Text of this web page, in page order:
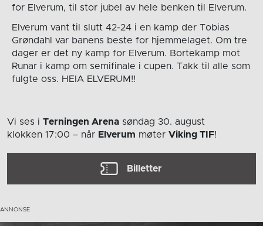
for Elverum, til stor jubel av hele benken til Elverum.
Elverum vant til slutt 42-24 i en kamp der Tobias
Grøndahl var banens beste for hjemmelaget. Om tre
dager er det ny kamp for Elverum. Bortekamp mot
Runar i kamp om semifinale i cupen. Takk til alle som
fulgte oss. HEIA ELVERUM!!
Vi ses i Terningen Arena søndag 30. august
klokken 17:00 – når Elverum møter Viking TIF!
Billetter